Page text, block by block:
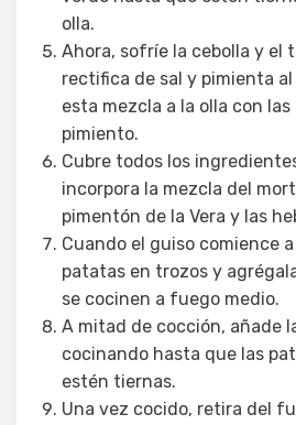
olla.
Ahora, sofríe la cebolla y el
rectifica de sal y pimienta
esta mezcla a la olla con
pimiento.
Cubre todos los
incorpora la mezcla del
pimentón de la Vera y las
Cuando el guiso comience
patatas en trozos y
se cocinen a fuego medio.
A mitad de cocción, añade
cocinando hasta que las
estén tiernas.
Una vez cocido, retira del